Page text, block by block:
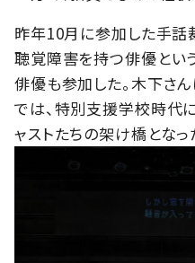
昨年10月に参加した手話
聴覚障害を持つ俳優とい
俳優も参加した。木下さ
では、特別支援学校時代
ャストたちの架け橋となっ